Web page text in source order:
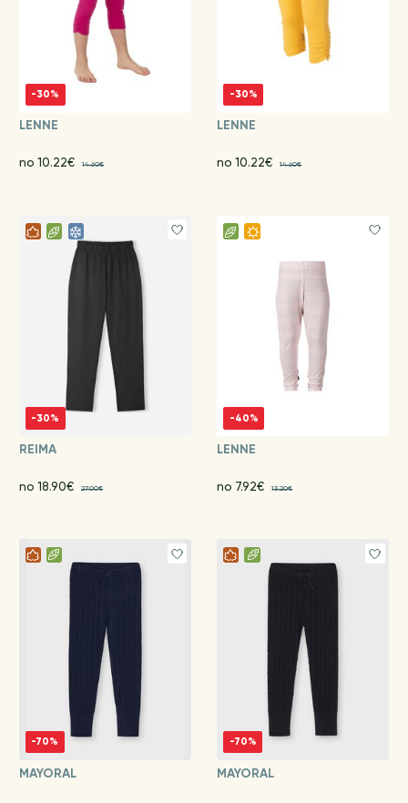
-30%
LENNE
no 10.22€ 14.60€
-30%
LENNE
no 10.22€ 14.60€
-30%
REIMA
no 18.90€ 27.00€
-40%
LENNE
no 7.92€ 13.20€
-70%
MAYORAL
-70%
MAYORAL